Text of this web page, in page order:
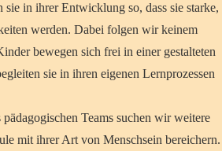
in ihrer Entwicklung so, dass sie starke,
werden. Dabei folgen wir keinem
bewegen sich frei in einer gestalteten
sie in ihren eigenen Lernprozessen
Teams suchen wir weitere
mit ihrer Art von Menschsein bereichern.